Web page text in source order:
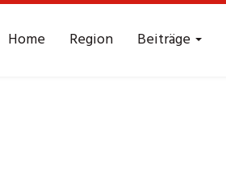
Home Region Beiträge